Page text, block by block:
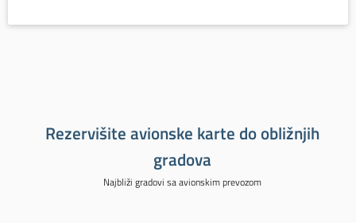
Rezervišite avionske karte do obližnjih
gradova
Najbliži gradovi sa avionskim prevozom